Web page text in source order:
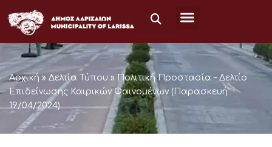
στο
περιεχόμενο
Αρχική » Δελτία Τύπου » Πολιτική Προστασία – Δελτίο
Επιδείνωσης Καιρικών Φαινομένων (Παρασκευή
19/04/2024)